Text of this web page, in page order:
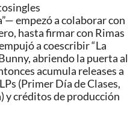
empezó a colaborar con
hasta firmar con Rimas
a coescribir “La
abriendo la puerta al
acumula releases a
(Primer Día de Clases,
y créditos de producción